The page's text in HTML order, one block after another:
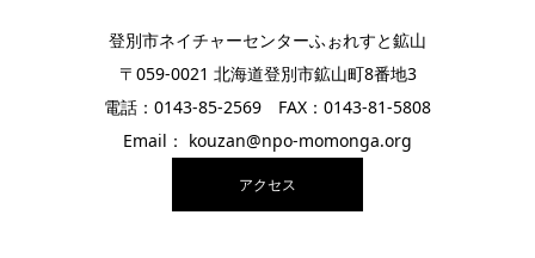
登別市ネイチャーセンターふぉれすと鉱山
〒059-0021 北海道登別市鉱山町8番地3
電話：0143-85-2569 FAX：0143-81-5808
Email： kouzan@npo-momonga.org
アクセス